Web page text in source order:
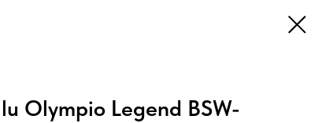
Olympio Legend BSW-